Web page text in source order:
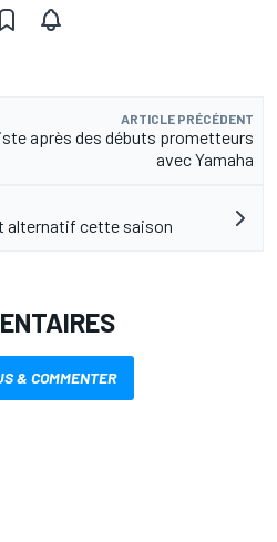
ARTICLE PRÉCÉDENT
après des débuts prometteurs
avec Yamaha
alternatif cette saison
& COMMENTER